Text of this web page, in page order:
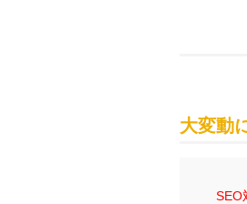
大変動
SEO